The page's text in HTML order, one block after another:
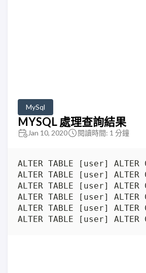
MySql
MYSQL 處理查詢結果
Jan 10, 2020 閱讀時間: 1 分鐘